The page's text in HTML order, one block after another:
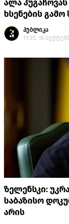
ალა
ხსენების
პუბლიკა
11:55, 16
ზელენსკი:
საბაზისო
არის